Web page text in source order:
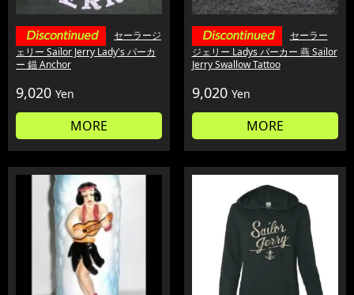
セーラージ
ェリー Sailor Jerry Lady's パーカ
ー 錨 Anchor
9,020 Yen
MORE
セーラー
ジェリー Ladys パーカー 燕 Sailor
Jerry Swallow Tattoo
9,020 Yen
MORE